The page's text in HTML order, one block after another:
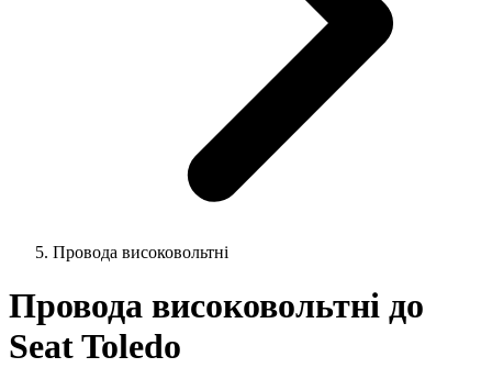
Провода високовольтні
Провода високовольтні до
Seat Toledo